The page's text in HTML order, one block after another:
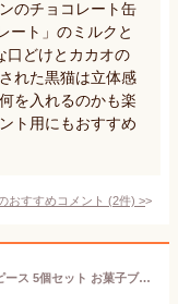
のチョコレート缶
ート」のミルクと
口どけとカカオの
れた黒猫は立体感
を入れるのかも楽
ト用にもおすすめ
おすすめコメント (2件) >
GODIVA ゴディバ チョコレート マスターピース 5個セット お菓子ブーケ ミニ 発表会 お菓子のブーケ お配り用 個包装 ギフト ブーケ 可愛い チョコ詰め合わせ 高級チョコレート ハロウィン 職場に配る お菓子 退職時 お礼の品 お配りお菓子 ゴディバギフト 可愛いお菓子